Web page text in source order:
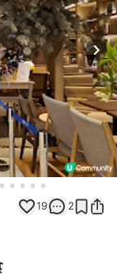
19 2